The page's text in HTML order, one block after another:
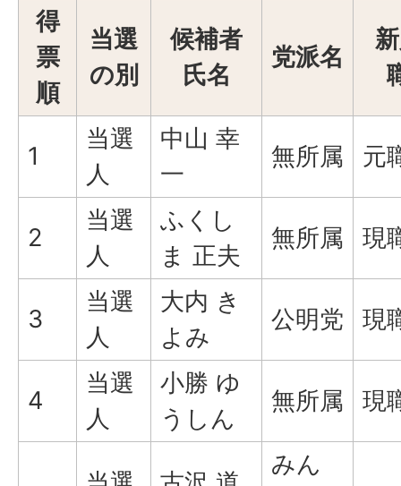
得
票
順
当選
の別
候補者
氏名
党派名
1
当選
人
中山 幸
一
無所属 元
2
当選
人
ふくし
ま 正夫
無所属 現
3
当選
人
大内 き
よみ
公明党 現
4
当選
人
小勝 ゆ
うしん
無所属 現
みん